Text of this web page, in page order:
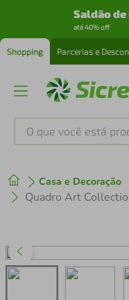
Saldão
até 40% off
Shopping Parcerias e
O que você está
Casa e Decoração
1º tenis
perfume